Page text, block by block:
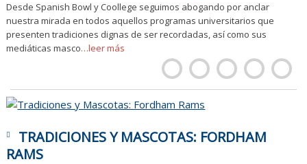
Desde Spanish Bowl y Coollege seguimos abogando por anclar
nuestra mirada en todos aquellos programas universitarios que
presenten tradiciones dignas de ser recordadas, así como sus
mediáticas masco…leer más
TRADICIONES Y MASCOTAS: FORDHAM
RAMS